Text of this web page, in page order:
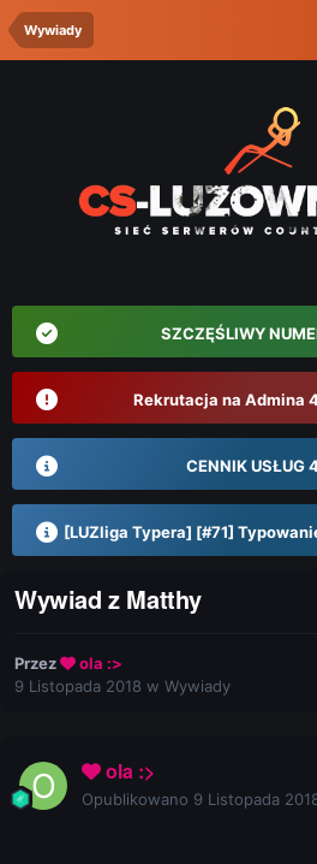
Wywiady
SZCZĘŚLIWY
Rekrutacja na Admina
CENNIK USŁUG
[LUZliga Typera] [#71]
Wywiad z Matthy
Przez
ola :>
9 Listopada 2018 w Wywiady
ola :>
Opublikowano 9 Listopada